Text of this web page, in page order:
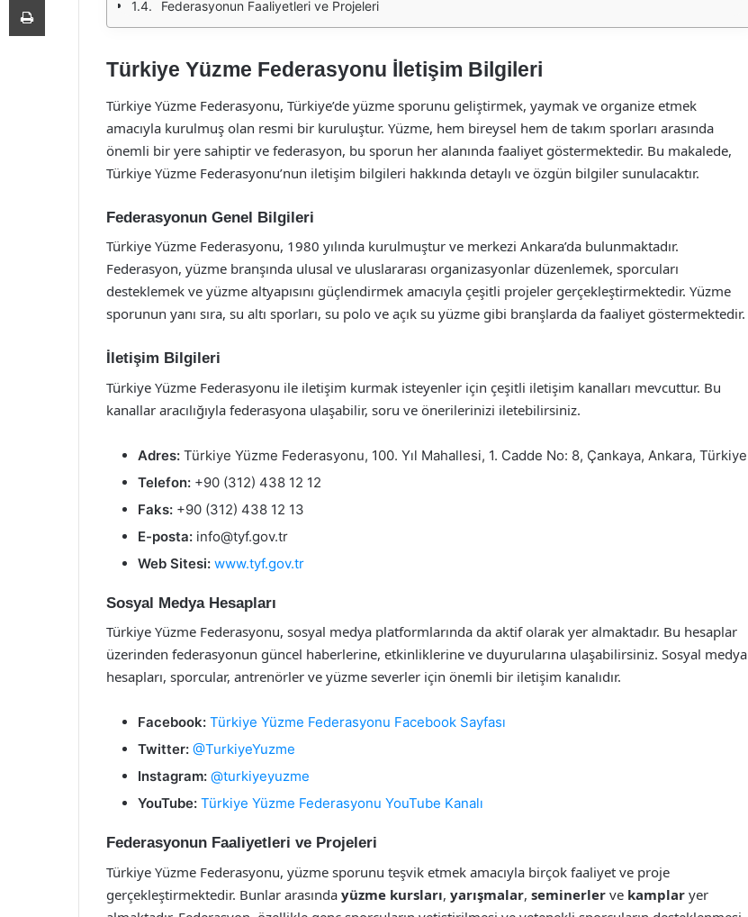
Federasyonun Faaliyetleri ve Projeleri
Türkiye Yüzme Federasyonu İletişim Bilgileri
Türkiye Yüzme Federasyonu, Türkiye’de yüzme sporunu geliştirmek, yaymak ve organize etmek
amacıyla kurulmuş olan resmi bir kuruluştur. Yüzme, hem bireysel hem de takım sporları arasında
önemli bir yere sahiptir ve federasyon, bu sporun her alanında faaliyet göstermektedir. Bu makalede,
Türkiye Yüzme Federasyonu’nun iletişim bilgileri hakkında detaylı ve özgün bilgiler sunulacaktır.
Federasyonun Genel Bilgileri
Türkiye Yüzme Federasyonu, 1980 yılında kurulmuştur ve merkezi Ankara’da bulunmaktadır.
Federasyon, yüzme branşında ulusal ve uluslararası organizasyonlar düzenlemek, sporcuları
desteklemek ve yüzme altyapısını güçlendirmek amacıyla çeşitli projeler gerçekleştirmektedir. Yüzme
sporunun yanı sıra, su altı sporları, su polo ve açık su yüzme gibi branşlarda da faaliyet göstermektedir.
İletişim Bilgileri
Türkiye Yüzme Federasyonu ile iletişim kurmak isteyenler için çeşitli iletişim kanalları mevcuttur. Bu
kanallar aracılığıyla federasyona ulaşabilir, soru ve önerilerinizi iletebilirsiniz.
Adres: Türkiye Yüzme Federasyonu, 100. Yıl Mahallesi, 1. Cadde No: 8, Çankaya, Ankara, Türkiye
Telefon: +90 (312) 438 12 12
Faks: +90 (312) 438 12 13
E-posta: info@tyf.gov.tr
Web Sitesi: www.tyf.gov.tr
Sosyal Medya Hesapları
Türkiye Yüzme Federasyonu, sosyal medya platformlarında da aktif olarak yer almaktadır. Bu hesaplar
üzerinden federasyonun güncel haberlerine, etkinliklerine ve duyurularına ulaşabilirsiniz. Sosyal medya
hesapları, sporcular, antrenörler ve yüzme severler için önemli bir iletişim kanalıdır.
Facebook: Türkiye Yüzme Federasyonu Facebook Sayfası
Twitter: @TurkiyeYuzme
Instagram: @turkiyeyuzme
YouTube: Türkiye Yüzme Federasyonu YouTube Kanalı
Federasyonun Faaliyetleri ve Projeleri
Türkiye Yüzme Federasyonu, yüzme sporunu teşvik etmek amacıyla birçok faaliyet ve proje
gerçekleştirmektedir. Bunlar arasında yüzme kursları, yarışmalar, seminerler ve kamplar yer